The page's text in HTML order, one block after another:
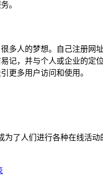
。
多人的梦想。自己注册
记，并与个人或企业的
更多用户访问和使用。
了人们进行各种在线活